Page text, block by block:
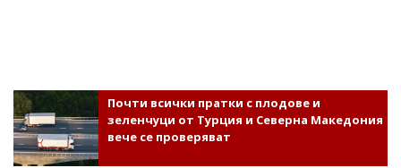
Почти всички пратки с плодове и
зеленчуци от Турция и Северна Македония
вече се проверяват